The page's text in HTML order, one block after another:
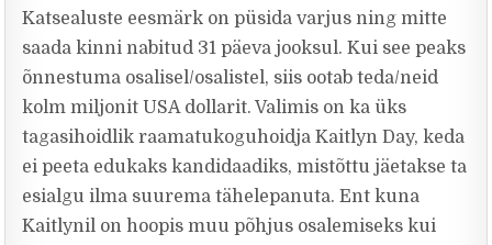
Katsealuste eesmärk on püsida varjus ning mitte
saada kinni nabitud 31 päeva jooksul. Kui see peaks
õnnestuma osalisel/osalistel, siis ootab teda/neid
kolm miljonit USA dollarit. Valimis on ka üks
tagasihoidlik raamatukoguhoidja Kaitlyn Day, keda
ei peeta edukaks kandidaadiks, mistõttu jäetakse ta
esialgu ilma suurema tähelepanuta. Ent kuna
Kaitlynil on hoopis muu põhjus osalemiseks kui